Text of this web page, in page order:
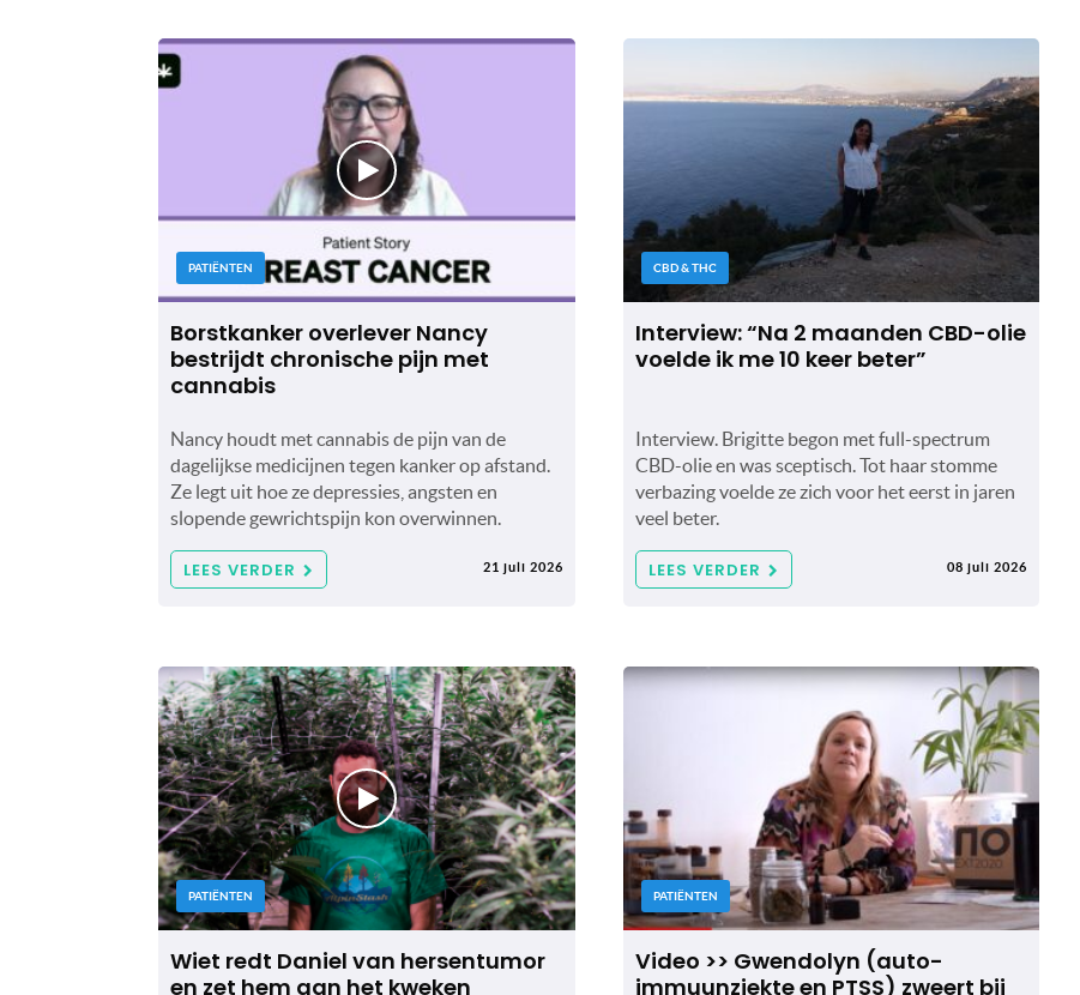
PATIËNTEN
Borstkanker overlever Nancy
bestrijdt chronische pijn met
cannabis
Nancy houdt met cannabis de pijn van de
dagelijkse medicijnen tegen kanker op afstand.
Ze legt uit hoe ze depressies, angsten en
slopende gewrichtspijn kon overwinnen.
LEES VERDER 21 juli 2026
CBD & THC
Interview: “Na 2 maanden CBD-olie
voelde ik me 10 keer beter”
Interview. Brigitte begon met full-spectrum
CBD-olie en was sceptisch. Tot haar stomme
verbazing voelde ze zich voor het eerst in jaren
veel beter.
LEES VERDER 08 juli 2026
PATIËNTEN
Wiet redt Daniel van hersentumor
en zet hem aan het kweken
PATIËNTEN
Video >> Gwendolyn (auto-
immuunziekte en PTSS) zweert bij